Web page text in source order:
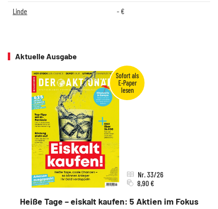
Linde - €
Aktuelle Ausgabe
Heiße Tage – eiskalt kaufen: 5 Aktien im Fokus
Nr. 33/26
8,90 €